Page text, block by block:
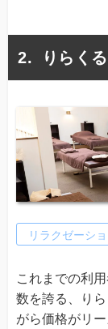
りらく
リラクゼーシ
これまでの利
数を誇る、り
がら価格がリ